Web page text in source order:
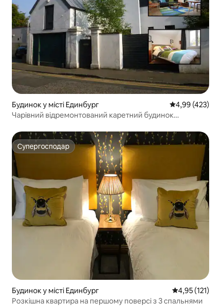
Будинок у місті Единбург Середня
4,99 (423)
Чарівний відремонтований каретний будинок
Супергосподар
Супергосподар
Будинок у місті Единбург Середня
4,95 (121)
Розкішна квартира на першому поверсі з 3 спальнями